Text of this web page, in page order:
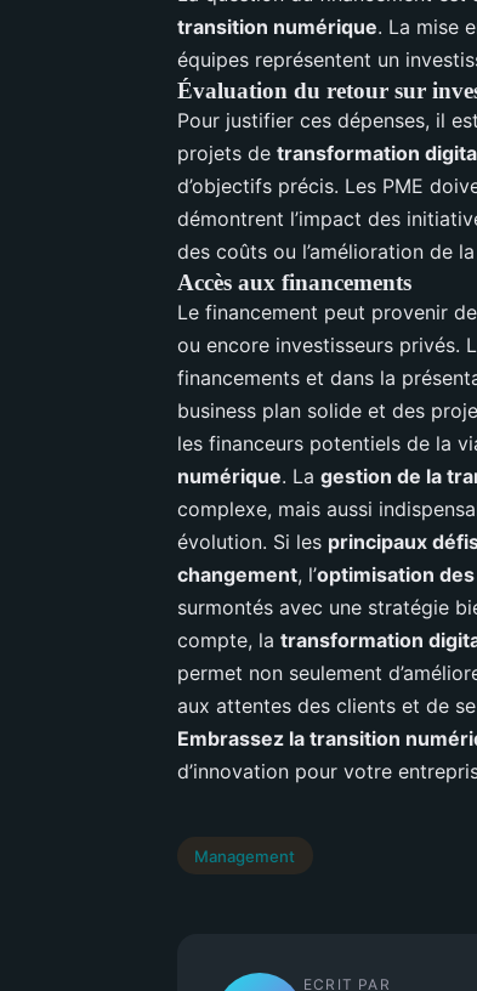
transition numérique. La mise
équipes représentent un
Évaluation du retour sur
Pour justifier ces dépenses, il
projets de transformation
d’objectifs précis. Les PME
démontrent l’impact des
des coûts ou l’amélioration de
Accès aux financements
Le financement peut provenir
ou encore investisseurs privés.
financements et dans la
business plan solide et des
les financeurs potentiels de la
numérique. La gestion de la
complexe, mais aussi
évolution. Si les principaux
changement, l’optimisation
surmontés avec une stratégie
compte, la transformation
permet non seulement
aux attentes des clients et de
Embrassez la transition
d’innovation pour votre
Management
ECRIT PAR